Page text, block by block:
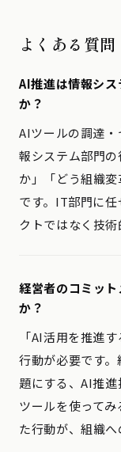
よくある質問
AI推進は情報シ
か？
AIツールの調達
報システム部門
か」「どう組織
です。IT部門に
クトではなく技術
経営者のコミッ
か？
「AI活用を推進
行動が必要です
題にする、AI推
ツールを使って
た行動が、組織へ